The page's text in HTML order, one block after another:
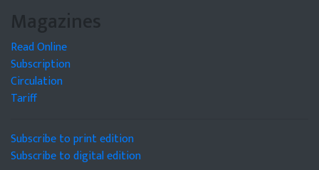
Magazines
Read Online
Subscription
Circulation
Tariff
Subscribe to print edition
Subscribe to digital edition